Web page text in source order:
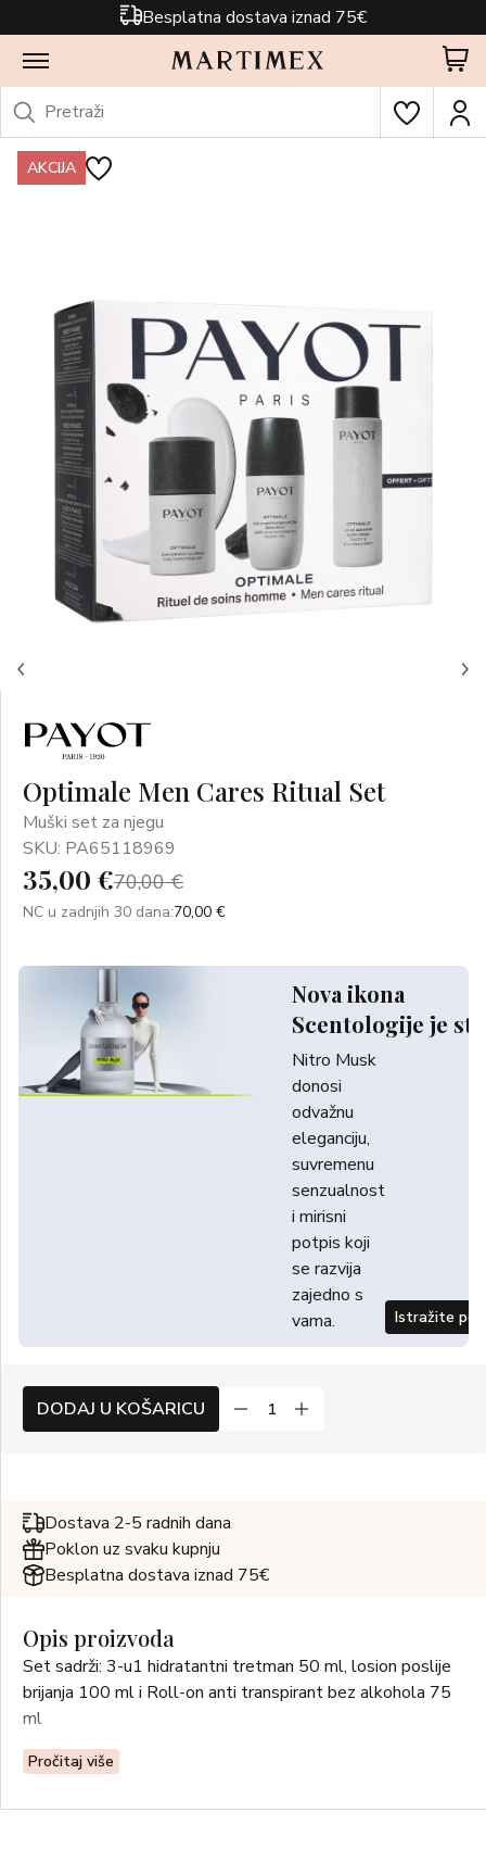
Besplatna dostava iznad 75€
AKCIJA
Optimale Men Cares Ritual Set
Muški set za njegu
SKU: PA65118969
35,00 €70,00 €
NC u zadnjih 30 dana:70,00 €
Nova ikona
Scentologije je
Nitro Musk
donosi
odvažnu
eleganciju,
suvremenu
senzualnost
i mirisni
potpis koji
se razvija
zajedno s
vama.
Istražite
DODAJ U KOŠARICU
Dostava 2-5 radnih dana
Poklon uz svaku kupnju
Besplatna dostava iznad 75€
Opis proizvoda
Set sadrži: 3-u1 hidratantni tretman 50 ml, losion poslije
brijanja 100 ml i Roll-on anti transpirant bez alkohola 75
ml
Pročitaj više